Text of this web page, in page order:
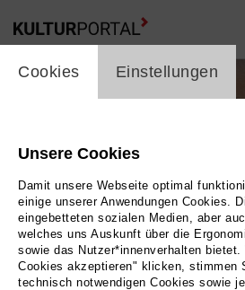
Trailer
cookie_layer
Cookies Einstellungen
Unsere Cookies
Damit unsere Webseite optimal
einige unserer Anwendungen Cookies.
eingebetteten sozialen Medien, aber
welches uns Auskunft über die
sowie das Nutzer*innenverhalten
Cookies akzeptieren" klicken, stimmen
technisch notwendigen Cookies sowie